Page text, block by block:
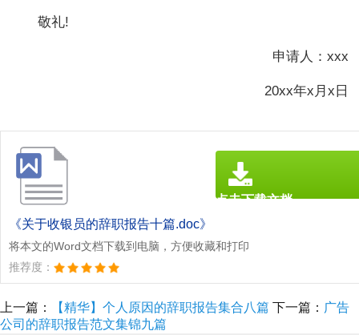
敬礼!
申请人：xxx
20xx年x月x日
《关于收银员的辞职报告十篇.doc》
将本文的Word文档下载到电脑，方便收藏和打印
推荐度：
点击下载文档
上一篇： 【精华】个人原因的辞职报告集合八篇 下一篇： 广告
公司的辞职报告范文集锦九篇